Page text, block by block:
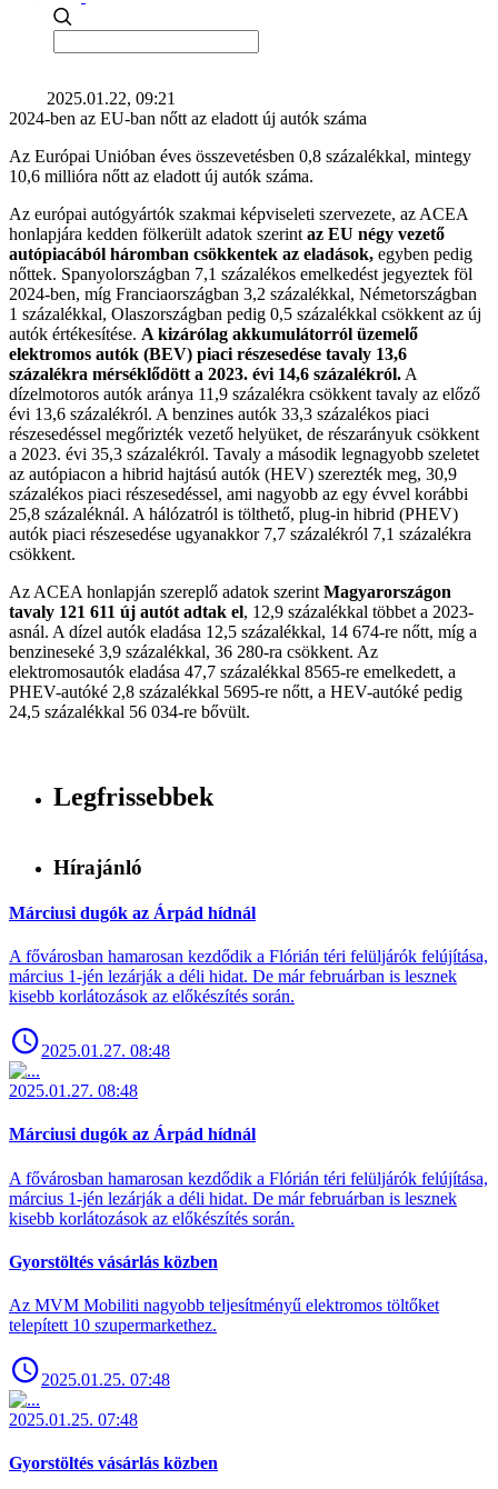
2025.01.22, 09:21
2024-ben az EU-ban nőtt az eladott új autók száma
Az Európai Unióban éves összevetésben 0,8 százalékkal, mintegy
10,6 millióra nőtt az eladott új autók száma.
Az európai autógyártók szakmai képviseleti szervezete, az ACEA
honlapjára kedden fölkerült adatok szerint az EU négy vezető
autópiacából háromban csökkentek az eladások, egyben pedig
nőttek. Spanyolországban 7,1 százalékos emelkedést jegyeztek föl
2024-ben, míg Franciaországban 3,2 százalékkal, Németországban
1 százalékkal, Olaszországban pedig 0,5 százalékkal csökkent az új
autók értékesítése. A kizárólag akkumulátorról üzemelő
elektromos autók (BEV) piaci részesedése tavaly 13,6
százalékra mérséklődött a 2023. évi 14,6 százalékról. A
dízelmotoros autók aránya 11,9 százalékra csökkent tavaly az előző
évi 13,6 százalékról. A benzines autók 33,3 százalékos piaci
részesedéssel megőrizték vezető helyüket, de részarányuk csökkent
a 2023. évi 35,3 százalékról. Tavaly a második legnagyobb szeletet
az autópiacon a hibrid hajtású autók (HEV) szerezték meg, 30,9
százalékos piaci részesedéssel, ami nagyobb az egy évvel korábbi
25,8 százaléknál. A hálózatról is tölthető, plug-in hibrid (PHEV)
autók piaci részesedése ugyanakkor 7,7 százalékról 7,1 százalékra
csökkent.
Az ACEA honlapján szereplő adatok szerint Magyarországon
tavaly 121 611 új autót adtak el, 12,9 százalékkal többet a 2023-
asnál. A dízel autók eladása 12,5 százalékkal, 14 674-re nőtt, míg a
benzineseké 3,9 százalékkal, 36 280-ra csökkent. Az
elektromosautók eladása 47,7 százalékkal 8565-re emelkedett, a
PHEV-autóké 2,8 százalékkal 5695-re nőtt, a HEV-autóké pedig
24,5 százalékkal 56 034-re bővült.
Legfrissebbek
Hírajánló
Márciusi dugók az Árpád hídnál
A fővárosban hamarosan kezdődik a Flórián téri felüljárók felújítása,
március 1-jén lezárják a déli hidat. De már februárban is lesznek
kisebb korlátozások az előkészítés során.
2025.01.27. 08:48
2025.01.27. 08:48
Márciusi dugók az Árpád hídnál
A fővárosban hamarosan kezdődik a Flórián téri felüljárók felújítása,
március 1-jén lezárják a déli hidat. De már februárban is lesznek
kisebb korlátozások az előkészítés során.
Gyorstöltés vásárlás közben
Az MVM Mobiliti nagyobb teljesítményű elektromos töltőket
telepített 10 szupermarkethez.
2025.01.25. 07:48
2025.01.25. 07:48
Gyorstöltés vásárlás közben